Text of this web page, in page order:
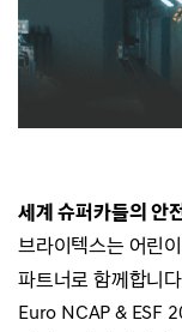
세계 슈퍼카들의 안
브라이텍스는 어린
파트너로 함께합니
Euro NCAP & ESF